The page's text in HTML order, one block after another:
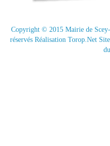
Copyright © 2015 Mairie de
réservés Réalisation Torop.Net